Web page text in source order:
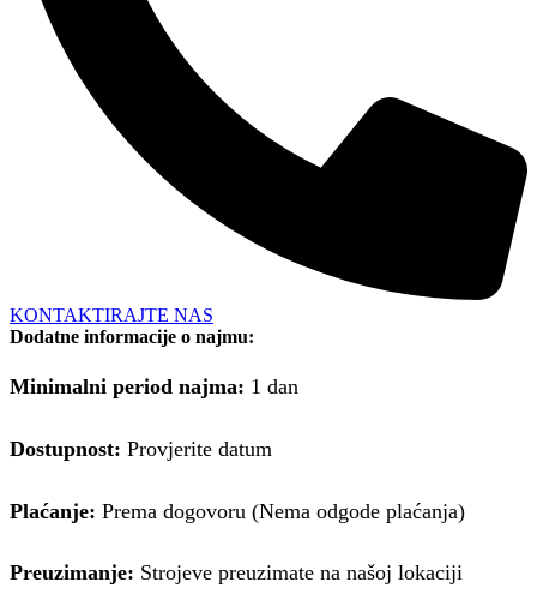
KONTAKTIRAJTE NAS
Dodatne informacije o najmu:
Minimalni period najma: 1 dan
Dostupnost: Provjerite datum
Plaćanje: Prema dogovoru (Nema odgode plaćanja)
Preuzimanje: Strojeve preuzimate na našoj lokaciji